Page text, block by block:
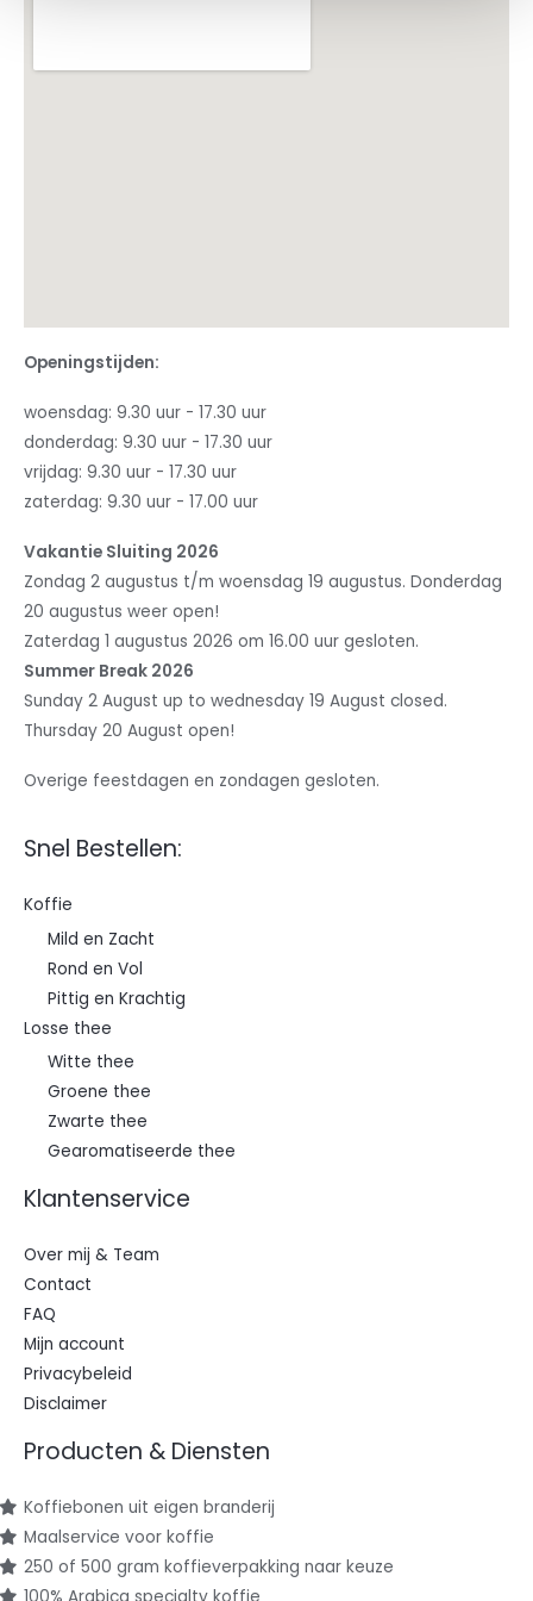
Openingstijden:
woensdag: 9.30 uur - 17.30 uur
donderdag: 9.30 uur - 17.30 uur
vrijdag: 9.30 uur - 17.30 uur
zaterdag: 9.30 uur - 17.00 uur
Vakantie Sluiting 2026
Zondag 2 augustus t/m woensdag 19 augustus. Donderdag
20 augustus weer open!
Zaterdag 1 augustus 2026 om 16.00 uur gesloten.
Summer Break 2026
Sunday 2 August up to wednesday 19 August closed.
Thursday 20 August open!
Overige feestdagen en zondagen gesloten.
Snel Bestellen:
Koffie
Mild en Zacht
Rond en Vol
Pittig en Krachtig
Losse thee
Witte thee
Groene thee
Zwarte thee
Gearomatiseerde thee
Klantenservice
Over mij & Team
Contact
FAQ
Mijn account
Privacybeleid
Disclaimer
Producten & Diensten
Koffiebonen uit eigen branderij
Maalservice voor koffie
250 of 500 gram koffieverpakking naar keuze